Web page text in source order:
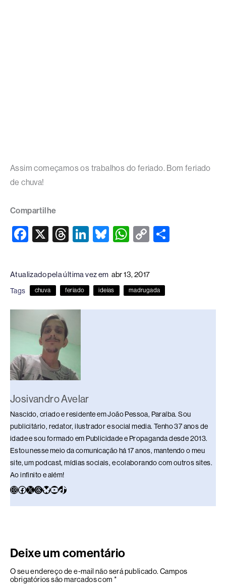
Assim começamos os trabalhos do feriado. Bom feriado
de chuva!
Compartilhe
F
e
b
o
o
X
T
a
d
s
Li
e
dI
n
Bl
sk
y
W
s
A
p
C
y
Li
n
Atualizado pela última vez em abr 13, 2017
Tags chuva feriado ideias madrugada
Josivandro Avelar
Nascido, criado e residente em João Pessoa, Paraíba. Sou
publicitário, redator, ilustrador e social media. Tenho 37 anos de
idade e sou formado em Publicidade e Propaganda desde 2013.
Estou nesse meio da comunicação há 17 anos, mantendo o meu
site, um podcast, mídias sociais, e colaborando com outros sites.
Ao infinito e além!
Deixe um comentário
O seu endereço de e-mail não será publicado. Campos
obrigatórios são marcados com *